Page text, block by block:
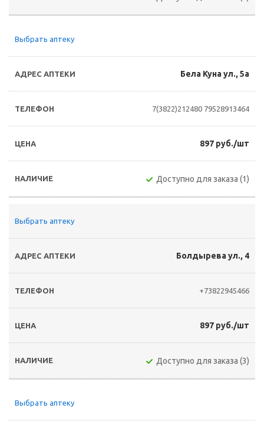
Выбрать аптеку
Бела Куна ул., 5а
7(3822)212480 79528913464
897 руб./шт
Доступно для заказа (1)
Выбрать аптеку
Болдырева ул., 4
+73822945466
897 руб./шт
Доступно для заказа (3)
Выбрать аптеку